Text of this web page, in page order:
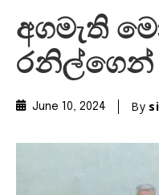
අගමැති
රනිල්ගෙන්
June 10, 2024 By